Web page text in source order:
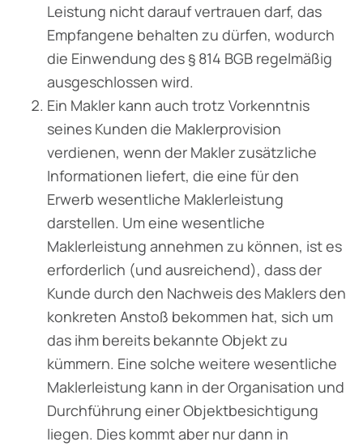
Leistung nicht darauf ver­trauen darf, das
Empfangene behalten zu dürfen, wodurch
die Einwendung des § 814 BGB regelmäßig
ausgeschlossen wird.
Ein Makler kann auch trotz Vorkenntnis
seines Kunden die Maklerprovision
verdienen, wenn der Makler zusätzliche
Informationen liefert, die eine für den
Erwerb wesentliche Maklerleistung
darstellen. Um eine wesentliche
Maklerleistung annehmen zu können, ist es
erforderlich (und ausreichend), dass der
Kunde durch den Nachweis des Maklers den
kon­kreten Anstoß bekommen hat, sich um
das ihm bereits bekannte Objekt zu
kümmern. Eine solche weitere wesentliche
Maklerleistung kann in der Organisation und
Durchführung einer Objektbesichtigung
liegen. Dies kommt aber nur dann in